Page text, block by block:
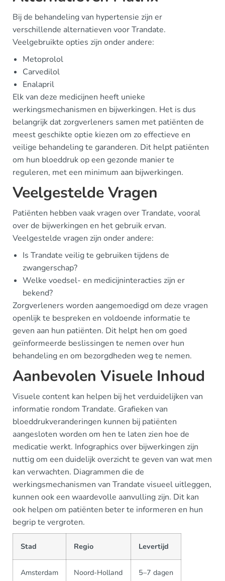
Bij de behandeling van hypertensie zijn er
verschillende alternatieven voor Trandate.
Veelgebruikte opties zijn onder andere:
Metoprolol
Carvedilol
Enalapril
Elk van deze medicijnen heeft unieke
werkingsmechanismen en bijwerkingen. Het is dus
belangrijk dat zorgverleners samen met patiënten de
meest geschikte optie kiezen om zo effectieve en
veilige behandeling te garanderen. Dit helpt patiënten
om hun bloeddruk op een gezonde manier te
reguleren, met een minimum aan bijwerkingen.
Veelgestelde Vragen
Patiënten hebben vaak vragen over Trandate, vooral
over de bijwerkingen en het gebruik ervan.
Veelgestelde vragen zijn onder andere:
Is Trandate veilig te gebruiken tijdens de
zwangerschap?
Welke voedsel- en medicijninteracties zijn er
bekend?
Zorgverleners worden aangemoedigd om deze vragen
openlijk te bespreken en voldoende informatie te
geven aan hun patiënten. Dit helpt hen om goed
geïnformeerde beslissingen te nemen over hun
behandeling en om bezorgdheden weg te nemen.
Aanbevolen Visuele Inhoud
Visuele content kan helpen bij het verduidelijken van
informatie rondom Trandate. Grafieken van
bloeddrukveranderingen kunnen bij patiënten
aangesloten worden om hen te laten zien hoe de
medicatie werkt. Infographics over bijwerkingen zijn
nuttig om een duidelijk overzicht te geven van wat men
kan verwachten. Diagrammen die de
werkingsmechanismen van Trandate visueel uitleggen,
kunnen ook een waardevolle aanvulling zijn. Dit kan
ook helpen om patiënten beter te informeren en hun
begrip te vergroten.
Stad Regio Levertijd
Amsterdam Noord-Holland 5–7 dagen